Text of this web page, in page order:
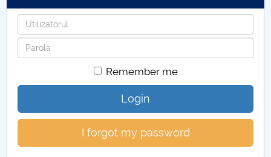
Hotărâri Senat din 14 mai 2018
Hotărâri Senat din 25 iunie 2018
hotărâri Senat din 16 iulie 2018
Hotărâri Senat din 10 septembrie 2018
Hotărâri Senat din 28 septembrie 2018
Username
Password
Remember me
Login
I forgot my password